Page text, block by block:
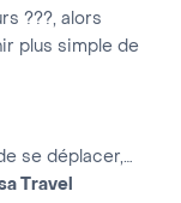
???, alors
plus simple de
se déplacer,…
Travel